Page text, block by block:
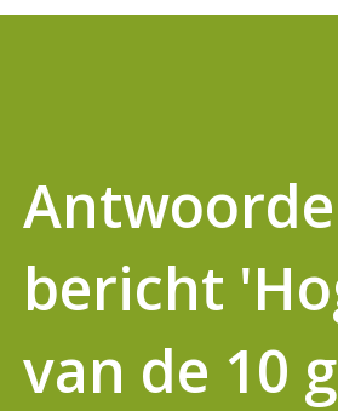
bericht
van de 10